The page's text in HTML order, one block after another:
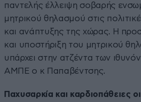
παντελής έλλειψη σοβαρής
μητρικού θηλασμού στις
και ανάπτυξης της χώρας. Η
και υποστήριξη του μητρικού
υπάρχει στην ατζέντα των
ΑΜΠΕ ο κ Παπαβέντσης.
Παχυσαρκία και καρδιοπάθειες